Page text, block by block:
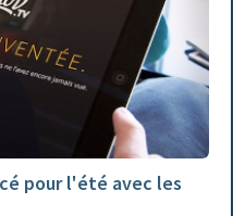
pour l'été avec les